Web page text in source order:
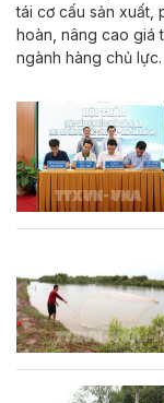
tái cơ cấu sản xuất,
hoàn, nâng cao giá
ngành hàng chủ lực.